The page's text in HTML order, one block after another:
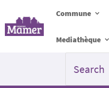
Commune
Mediathèque